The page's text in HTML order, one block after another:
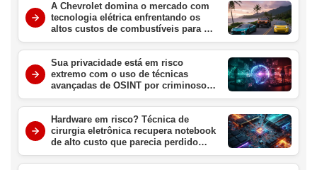
A Chevrolet domina o mercado com
tecnologia elétrica enfrentando os
altos custos de combustíveis para o
consumidor brasileiro
Sua privacidade está em risco
extremo com o uso de técnicas
avançadas de OSINT por criminosos
digitais no Brasil
Hardware em risco? Técnica de
cirurgia eletrônica recupera notebook
de alto custo que parecia perdido
para sempre